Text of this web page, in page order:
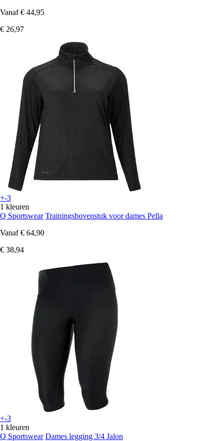
Vanaf € 44,95
€ 26,97
+-3
1 kleuren
Q Sportswear Trainingsbovenstuk voor dames Pella
Vanaf € 64,90
€ 38,94
+-3
1 kleuren
Q Sportswear Dames legging 3/4 Jalon